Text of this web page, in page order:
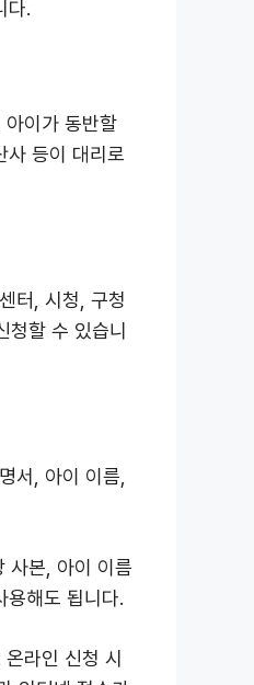
다.
이가 동반할
사 등이 대리로
터, 시청, 구청
청할 수 있습니
서, 아이 이름,
사본, 아이 이름
용해도 됩니다.
라인 신청 시